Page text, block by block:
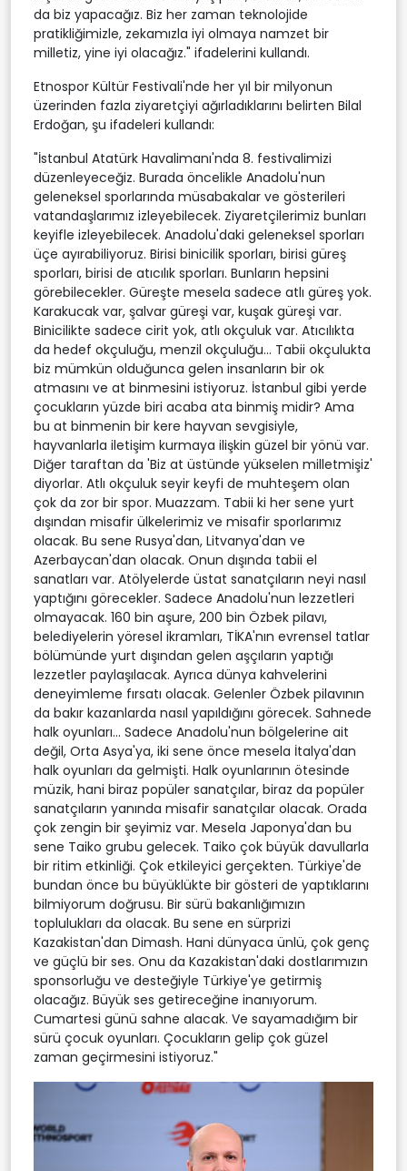
da biz yapacağız. Biz her zaman teknolojide
pratikliğimizle, zekamızla iyi olmaya namzet bir
milletiz, yine iyi olacağız." ifadelerini kullandı.
Etnospor Kültür Festivali'nde her yıl bir milyonun
üzerinden fazla ziyaretçiyi ağırladıklarını belirten Bilal
Erdoğan, şu ifadeleri kullandı:
"İstanbul Atatürk Havalimanı'nda 8. festivalimizi
düzenleyeceğiz. Burada öncelikle Anadolu'nun
geleneksel sporlarında müsabakalar ve gösterileri
vatandaşlarımız izleyebilecek. Ziyaretçilerimiz bunları
keyifle izleyebilecek. Anadolu'daki geleneksel sporları
üçe ayırabiliyoruz. Birisi binicilik sporları, birisi güreş
sporları, birisi de atıcılık sporları. Bunların hepsini
görebilecekler. Güreşte mesela sadece atlı güreş yok.
Karakucak var, şalvar güreşi var, kuşak güreşi var.
Binicilikte sadece cirit yok, atlı okçuluk var. Atıcılıkta
da hedef okçuluğu, menzil okçuluğu... Tabii okçulukta
biz mümkün olduğunca gelen insanların bir ok
atmasını ve at binmesini istiyoruz. İstanbul gibi yerde
çocukların yüzde biri acaba ata binmiş midir? Ama
bu at binmenin bir kere hayvan sevgisiyle,
hayvanlarla iletişim kurmaya ilişkin güzel bir yönü var.
Diğer taraftan da 'Biz at üstünde yükselen milletmişiz'
diyorlar. Atlı okçuluk seyir keyfi de muhteşem olan
çok da zor bir spor. Muazzam. Tabii ki her sene yurt
dışından misafir ülkelerimiz ve misafir sporlarımız
olacak. Bu sene Rusya'dan, Litvanya'dan ve
Azerbaycan'dan olacak. Onun dışında tabii el
sanatları var. Atölyelerde üstat sanatçıların neyi nasıl
yaptığını görecekler. Sadece Anadolu'nun lezzetleri
olmayacak. 160 bin aşure, 200 bin Özbek pilavı,
belediyelerin yöresel ikramları, TİKA'nın evrensel tatlar
bölümünde yurt dışından gelen aşçıların yaptığı
lezzetler paylaşılacak. Ayrıca dünya kahvelerini
deneyimleme fırsatı olacak. Gelenler Özbek pilavının
da bakır kazanlarda nasıl yapıldığını görecek. Sahnede
halk oyunları... Sadece Anadolu'nun bölgelerine ait
değil, Orta Asya'ya, iki sene önce mesela İtalya'dan
halk oyunları da gelmişti. Halk oyunlarının ötesinde
müzik, hani biraz popüler sanatçılar, biraz da popüler
sanatçıların yanında misafir sanatçılar olacak. Orada
çok zengin bir şeyimiz var. Mesela Japonya'dan bu
sene Taiko grubu gelecek. Taiko çok büyük davullarla
bir ritim etkinliği. Çok etkileyici gerçekten. Türkiye'de
bundan önce bu büyüklükte bir gösteri de yaptıklarını
bilmiyorum doğrusu. Bir sürü bakanlığımızın
toplulukları da olacak. Bu sene en sürprizi
Kazakistan'dan Dimash. Hani dünyaca ünlü, çok genç
ve güçlü bir ses. Onu da Kazakistan'daki dostlarımızın
sponsorluğu ve desteğiyle Türkiye'ye getirmiş
olacağız. Büyük ses getireceğine inanıyorum.
Cumartesi günü sahne alacak. Ve sayamadığım bir
sürü çocuk oyunları. Çocukların gelip çok güzel
zaman geçirmesini istiyoruz."